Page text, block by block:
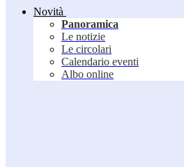
Novità
Panoramica
Le notizie
Le circolari
Calendario eventi
Albo online